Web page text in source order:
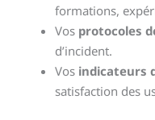
formations,
Vos protocoles
d’incident.
Vos indicateurs
satisfaction des